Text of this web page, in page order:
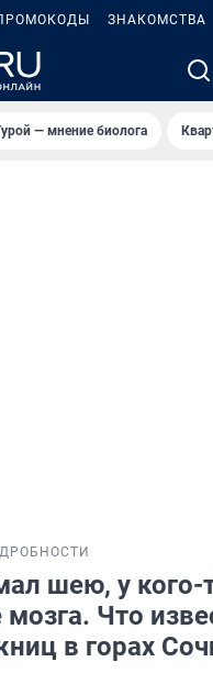
ЗНАКОМСТВА
— мнение биолога
шею, у кого-
мозга. Что
в горах